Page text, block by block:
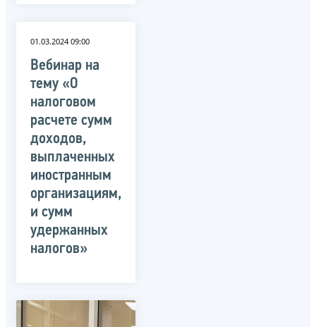
01.03.2024 09:00
Вебинар на
тему «О
налоговом
расчете сумм
доходов,
выплаченных
иностранным
организациям,
и сумм
удержанных
налогов»